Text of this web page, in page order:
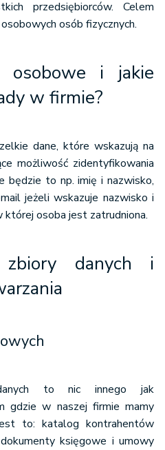
wg RODO
danych osobowych
przedsiębiorców. Celem
osób fizycznych.
osobowe i jakie
w firmie?
dane, które wskazują na
możliwość zidentyfikowania
będzie to np. imię i nazwisko,
jeżeli wskazuje nazwisko i
której osoba jest zatrudniona.
zbiory danych i
to nic innego jak
gdzie w naszej firmie mamy
to: katalog kontrahentów
księgowe i umowy